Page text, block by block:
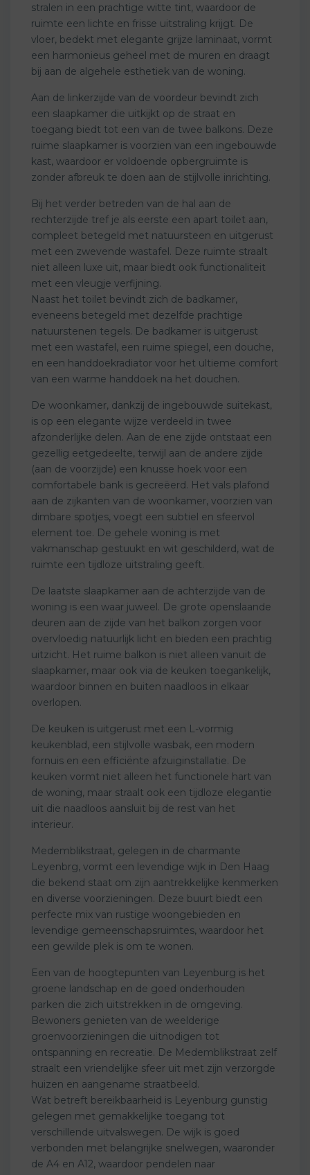
stralen in een prachtige witte tint, waardoor de
ruimte een lichte en frisse uitstraling krijgt. De
vloer, bedekt met elegante grijze laminaat, vormt
een harmonieus geheel met de muren en draagt
bij aan de algehele esthetiek van de woning.
Aan de linkerzijde van de voordeur bevindt zich
een slaapkamer die uitkijkt op de straat en
toegang biedt tot een van de twee balkons. Deze
ruime slaapkamer is voorzien van een ingebouwde
kast, waardoor er voldoende opbergruimte is
zonder afbreuk te doen aan de stijlvolle inrichting.
Bij het verder betreden van de hal aan de
rechterzijde tref je als eerste een apart toilet aan,
compleet betegeld met natuursteen en uitgerust
met een zwevende wastafel. Deze ruimte straalt
niet alleen luxe uit, maar biedt ook functionaliteit
met een vleugje verfijning.
Naast het toilet bevindt zich de badkamer,
eveneens betegeld met dezelfde prachtige
natuurstenen tegels. De badkamer is uitgerust
met een wastafel, een ruime spiegel, een douche,
en een handdoekradiator voor het ultieme comfort
van een warme handdoek na het douchen.
De woonkamer, dankzij de ingebouwde suitekast,
is op een elegante wijze verdeeld in twee
afzonderlijke delen. Aan de ene zijde ontstaat een
gezellig eetgedeelte, terwijl aan de andere zijde
(aan de voorzijde) een knusse hoek voor een
comfortabele bank is gecreëerd. Het vals plafond
aan de zijkanten van de woonkamer, voorzien van
dimbare spotjes, voegt een subtiel en sfeervol
element toe. De gehele woning is met
vakmanschap gestuukt en wit geschilderd, wat de
ruimte een tijdloze uitstraling geeft.
De laatste slaapkamer aan de achterzijde van de
woning is een waar juweel. De grote openslaande
deuren aan de zijde van het balkon zorgen voor
overvloedig natuurlijk licht en bieden een prachtig
uitzicht. Het ruime balkon is niet alleen vanuit de
slaapkamer, maar ook via de keuken toegankelijk,
waardoor binnen en buiten naadloos in elkaar
overlopen.
De keuken is uitgerust met een L-vormig
keukenblad, een stijlvolle wasbak, een modern
fornuis en een efficiënte afzuiginstallatie. De
keuken vormt niet alleen het functionele hart van
de woning, maar straalt ook een tijdloze elegantie
uit die naadloos aansluit bij de rest van het
interieur.
Medemblikstraat, gelegen in de charmante
Leyenbrg, vormt een levendige wijk in Den Haag
die bekend staat om zijn aantrekkelijke kenmerken
en diverse voorzieningen. Deze buurt biedt een
perfecte mix van rustige woongebieden en
levendige gemeenschapsruimtes, waardoor het
een gewilde plek is om te wonen.
Een van de hoogtepunten van Leyenburg is het
groene landschap en de goed onderhouden
parken die zich uitstrekken in de omgeving.
Bewoners genieten van de weelderige
groenvoorzieningen die uitnodigen tot
ontspanning en recreatie. De Medemblikstraat zelf
straalt een vriendelijke sfeer uit met zijn verzorgde
huizen en aangename straatbeeld.
Wat betreft bereikbaarheid is Leyenburg gunstig
gelegen met gemakkelijke toegang tot
verschillende uitvalswegen. De wijk is goed
verbonden met belangrijke snelwegen, waaronder
de A4 en A12, waardoor pendelen naar